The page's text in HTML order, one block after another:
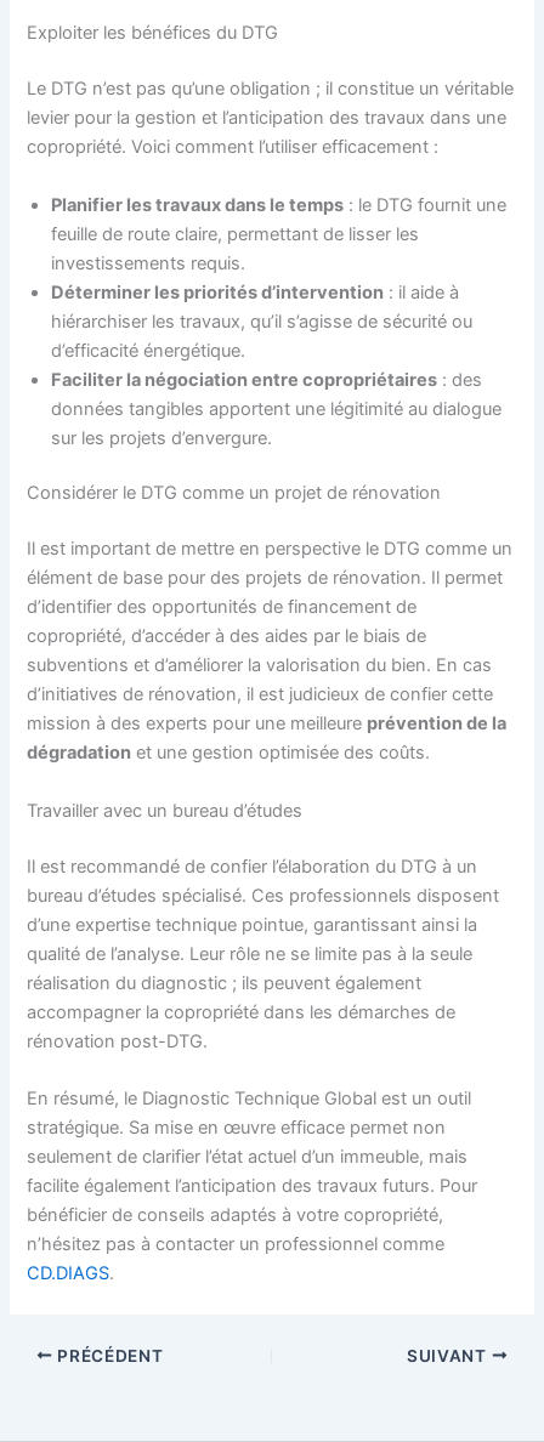
Exploiter les bénéfices du DTG
Le DTG n’est pas qu’une obligation ; il constitue un véritable
levier pour la gestion et l’anticipation des travaux dans une
copropriété. Voici comment l’utiliser efficacement :
Planifier les travaux dans le temps : le DTG fournit une
feuille de route claire, permettant de lisser les
investissements requis.
Déterminer les priorités d’intervention : il aide à
hiérarchiser les travaux, qu’il s’agisse de sécurité ou
d’efficacité énergétique.
Faciliter la négociation entre copropriétaires : des
données tangibles apportent une légitimité au dialogue
sur les projets d’envergure.
Considérer le DTG comme un projet de rénovation
Il est important de mettre en perspective le DTG comme un
élément de base pour des projets de rénovation. Il permet
d’identifier des opportunités de financement de
copropriété, d’accéder à des aides par le biais de
subventions et d’améliorer la valorisation du bien. En cas
d’initiatives de rénovation, il est judicieux de confier cette
mission à des experts pour une meilleure prévention de la
dégradation et une gestion optimisée des coûts.
Travailler avec un bureau d’études
Il est recommandé de confier l’élaboration du DTG à un
bureau d’études spécialisé. Ces professionnels disposent
d’une expertise technique pointue, garantissant ainsi la
qualité de l’analyse. Leur rôle ne se limite pas à la seule
réalisation du diagnostic ; ils peuvent également
accompagner la copropriété dans les démarches de
rénovation post-DTG.
En résumé, le Diagnostic Technique Global est un outil
stratégique. Sa mise en œuvre efficace permet non
seulement de clarifier l’état actuel d’un immeuble, mais
facilite également l’anticipation des travaux futurs. Pour
bénéficier de conseils adaptés à votre copropriété,
n’hésitez pas à contacter un professionnel comme
CD.DIAGS.
PRÉCÉDENT SUIVANT